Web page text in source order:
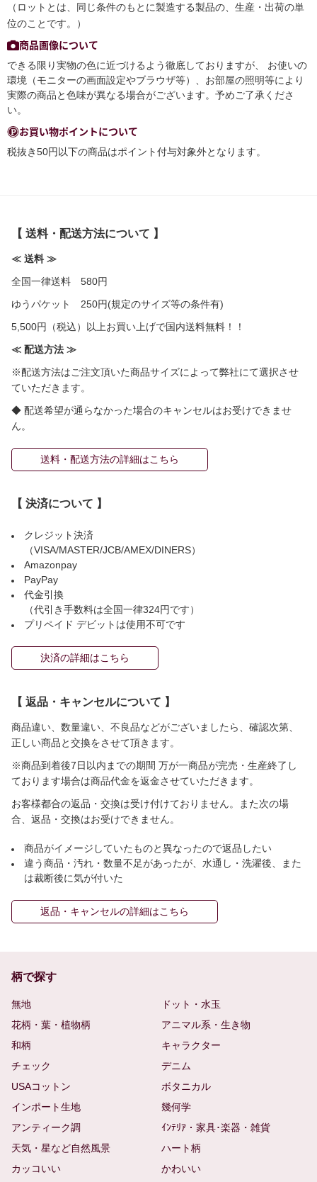
（ロットとは、同じ条件のもとに製造する製品の、生産・出荷の単
位のことです。）
商品画像について
できる限り実物の色に近づけるよう徹底しておりますが、 お使いの
環境（モニターの画面設定やブラウザ等）、お部屋の照明等により
実際の商品と色味が異なる場合がございます。予めご了承くださ
い。
お買い物ポイントについて
税抜き50円以下の商品はポイント付与対象外となります。
【 送料・配送方法について 】
≪ 送料 ≫
全国一律送料 580円
ゆうパケット 250円(規定のサイズ等の条件有)
5,500円（税込）以上お買い上げで国内送料無料！！
≪ 配送方法 ≫
※配送方法はご注文頂いた商品サイズによって弊社にて選択させ
ていただきます。
◆ 配送希望が通らなかった場合のキャンセルはお受けできませ
ん。
送料・配送方法の詳細はこちら
【 決済について 】
クレジット決済
（VISA/MASTER/JCB/AMEX/DINERS）
Amazonpay
PayPay
代金引換
（代引き手数料は全国一律324円です）
プリペイド デビットは使用不可です
決済の詳細はこちら
【 返品・キャンセルについて 】
商品違い、数量違い、不良品などがございましたら、確認次第、
正しい商品と交換をさせて頂きます。
※商品到着後7日以内までの期間 万が一商品が完売・生産終了し
ております場合は商品代金を返金させていただきます。
お客様都合の返品・交換は受け付けておりません。また次の場
合、返品・交換はお受けできません。
商品がイメージしていたものと異なったので返品したい
違う商品・汚れ・数量不足があったが、水通し・洗濯後、また
は裁断後に気が付いた
返品・キャンセルの詳細はこちら
柄で探す
無地
ドット・水玉
花柄・葉・植物柄
アニマル系・生き物
和柄
キャラクター
チェック
デニム
USAコットン
ボタニカル
インポート生地
幾何学
アンティーク調
ｲﾝﾃﾘｱ・家具･楽器・雑貨
天気・星など自然風景
ハート柄
カッコいい
かわいい